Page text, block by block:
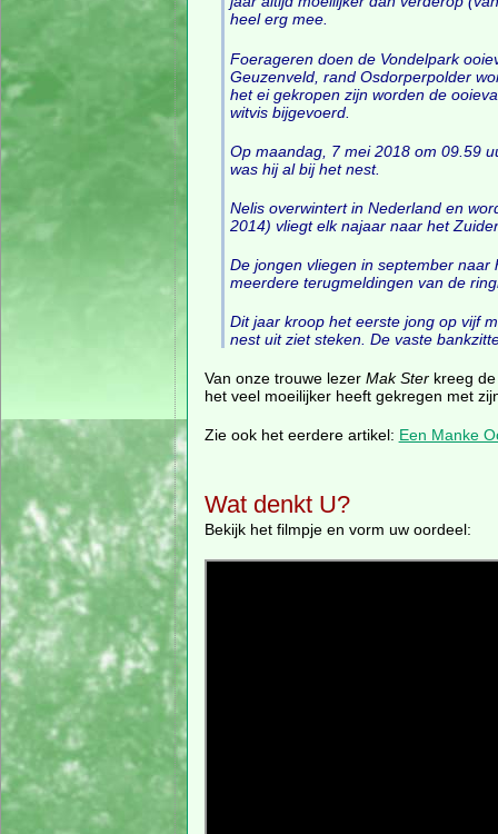
heel erg mee.
Foerageren doen de Vondelpark
Geuzenveld, rand Osdorperpolder
het ei gekropen zijn worden de
witvis bijgevoerd.
Op maandag, 7 mei 2018 om 09.59
was hij al bij het nest.
Nelis overwintert in Nederland en
2014) vliegt elk najaar naar het
De jongen vliegen in september
meerdere terugmeldingen van de
Dit jaar kroop het eerste jong op vijf
nest uit ziet steken. De vaste
Van onze trouwe lezer Mak Sterkreeg de
het veel moeilijker heeft gekregen met
Zie ook het eerdere artikel: Een Manke
Wat denkt U?
Bekijk het filmpje en vorm uw oordeel: